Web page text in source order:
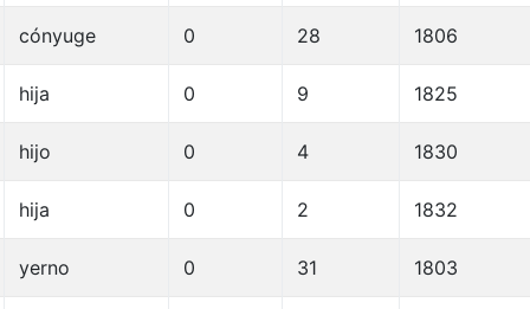
cónyuge 0 28 1806
hija 0 9 1825
hijo 0 4 1830
hija 0 2 1832
yerno 0 31 1803